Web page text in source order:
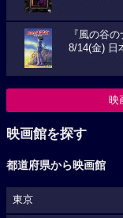
『風の谷の
8/14(金) 日
映
映画館を探す
都道府県から映画館
東京